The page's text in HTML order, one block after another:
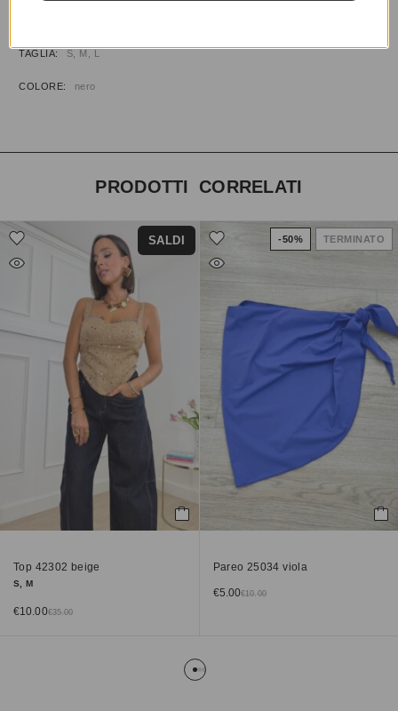
TAGLIA S, M, L
COLORE nero
PRODOTTI CORRELATI
SALDI
Top 42302 beige
S, M
€35.00
€10.00
-50% TERMINATO
Pareo 25034 viola
€ 10.00
€5.00